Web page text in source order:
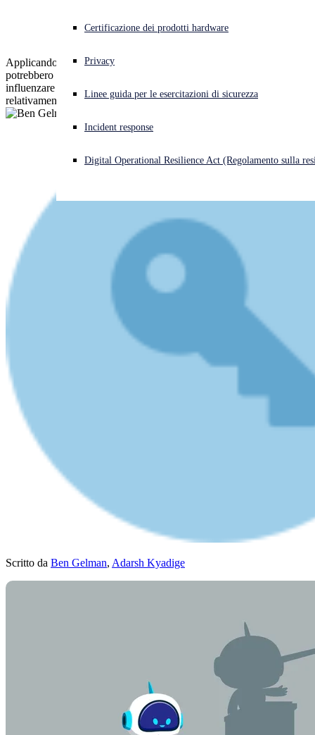
Cyberattacco in corso? Ottieni assistenza immediata
Open search
Italiano Open language switcher
Certificazione dei prodotti hardware
Privacy
Linee guida per le esercitazioni di sicurezza
Incident response
Digital Operational Resilience Act (Regolamento sulla
modelli di IA
Applicando l'intelligenza artificiale generativa, i malintenzionati
potrebbero personalizzare le campagne di disinformazione per
influenzare i risultati elettorali su vasta scala con uno sforzo
relativamente ridotto
Scritto da Ben Gelman, Adarsh Kyadige